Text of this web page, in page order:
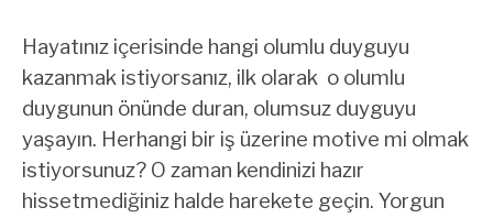
Hayatınız içerisinde hangi olumlu duyguyu
kazanmak istiyorsanız, ilk olarak o olumlu
duygunun önünde duran, olumsuz duyguyu
yaşayın. Herhangi bir iş üzerine motive mi olmak
istiyorsunuz? O zaman kendinizi hazır
hissetmediğiniz halde harekete geçin. Yorgun